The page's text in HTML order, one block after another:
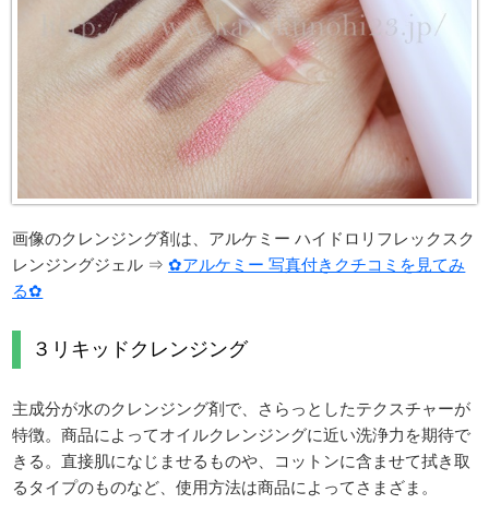
画像のクレンジング剤は、アルケミー ハイドロリフレックスク
レンジングジェル ⇒✿アルケミー 写真付きクチコミを見てみ
る✿
３リキッドクレンジング
主成分が水のクレンジング剤で、さらっとしたテクスチャーが
特徴。商品によってオイルクレンジングに近い洗浄力を期待で
きる。直接肌になじませるものや、コットンに含ませて拭き取
るタイプのものなど、使用方法は商品によってさまざま。